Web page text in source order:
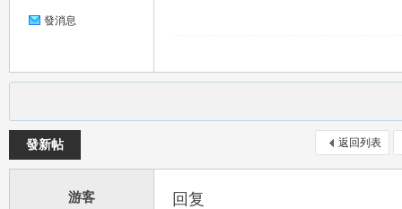
發消息
返回列表
發新帖
游客 回复